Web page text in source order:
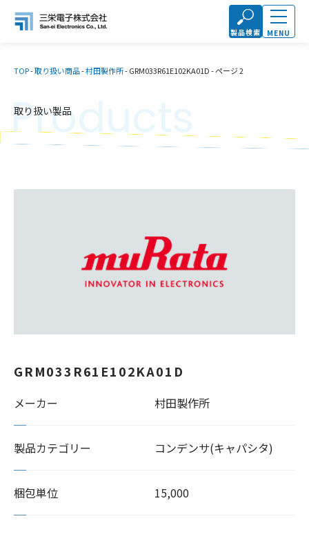
製品検索 MENU
TOP-取り扱い商品-村田製作所-GRM033R61E102KA01D-ページ 2
取り扱い製品
Products
GRM033R61E102KA01D
メーカー 村田製作所
製品カテゴリー コンデンサ(キャパシタ)
梱包単位 15,000